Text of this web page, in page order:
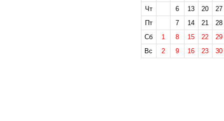
Чт
6 13 20
27
Пт
7 14 21
28
Сб
1 8 15 22
29
Вс
2 9 16 23 30